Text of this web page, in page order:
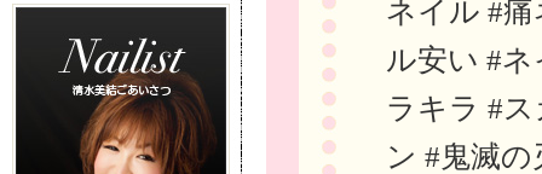
ネイル #
ル安い #
ラキラ #
ン #鬼滅の